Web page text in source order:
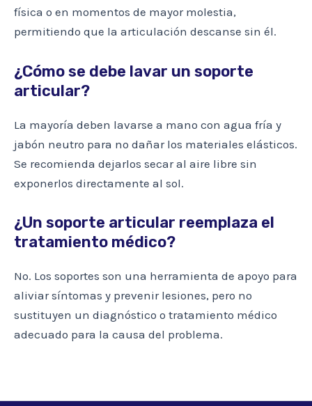
física o en momentos de mayor molestia,
permitiendo que la articulación descanse sin él.
¿Cómo se debe lavar un soporte
articular?
La mayoría deben lavarse a mano con agua fría y
jabón neutro para no dañar los materiales elásticos.
Se recomienda dejarlos secar al aire libre sin
exponerlos directamente al sol.
¿Un soporte articular reemplaza el
tratamiento médico?
No. Los soportes son una herramienta de apoyo para
aliviar síntomas y prevenir lesiones, pero no
sustituyen un diagnóstico o tratamiento médico
adecuado para la causa del problema.